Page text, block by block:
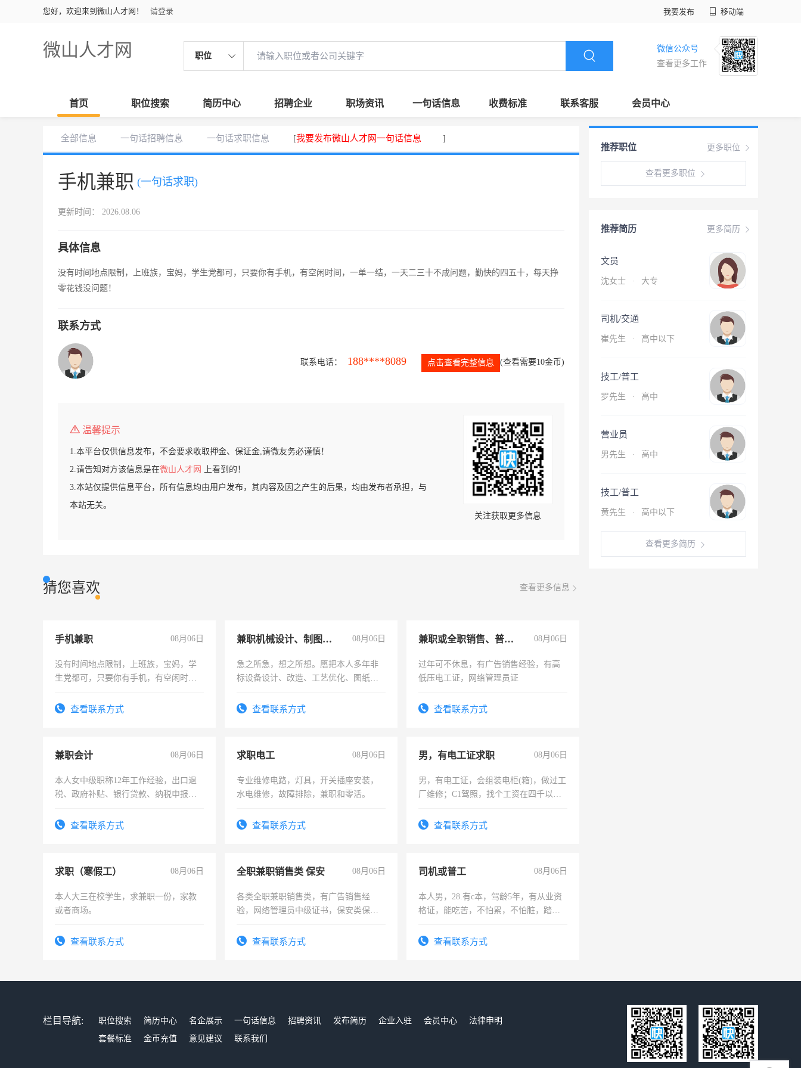
您好，欢迎来到微山人才网！ 请登录 我要发布 移动端
微山人才网 职位
微信公众号
查看更多工作
首页 职位搜索 简历中心 招聘企业 职场资讯 一句话信息 收费标准 联系客服 会员中心
全部信息 一句话招聘信息 一句话求职信息 [我要发布微山人才网一句话信息 ]
手机兼职 (一句话求职)
更新时间： 2026.08.06
具体信息
没有时间地点限制，上班族，宝妈，学生党都可，只要你有手机，有空闲时间，一单一结，一天二三十不成问题，勤快的四五十，每天挣
零花钱没问题！
联系方式
联系电话： 188****8089 点击查看完整信息 (查看需要10金币)
温馨提示
1.本平台仅供信息发布，不会要求收取押金、保证金,请微友务必谨慎！
2.请告知对方该信息是在微山人才网
上看到的！
3.本站仅提供信息平台，所有信息均由用户发布，其内容及因之产生的后果，均由发布者承担，与
本站无关。
关注获取更多信息
猜您喜欢 查看更多信息
手机兼职 08月06日
没有时间地点限制，上班族，宝妈，学
生党都可，只要你有手机，有空闲时
勤快的四五十，每天挣零花钱没问题！
查看联系方式
兼职机械设计、制图、设备改造 08月06日
急之所急，想之所想。愿把本人多年非
标设备设计、改造、工艺优化、图纸制
结识有识之士，共享未来。
查看联系方式
兼职或全职销售、普工、维修 08月06日
过年可不休息，有广告销售经验，有高
低压电工证，网络管理员证
查看联系方式
兼职会计 08月06日
本人女中级职称12年工作经验，出口退
税、政府补贴、银行贷款、纳税申报、
务，财务咨询等业务。欲求兼职会计工
查看联系方式
求职电工 08月06日
专业维修电路，灯具，开关插座安装，
水电维修，故障排除，兼职和零活。
查看联系方式
男，有电工证求职 08月06日
男，有电工证，会组装电柜(箱)，做过工
厂维修；C1驾照，找个工资在四千以
电话查看联系方式
求职（寒假工） 08月06日
本人大三在校学生，求兼职一份，家教
或者商场。
查看联系方式
全职兼职销售类 保安 08月06日
各类全职兼职销售类，有广告销售经
验，网络管理员中级证书，保安类保安
有高低压电工证和十几年工作经验
查看联系方式
司机或普工 08月06日
本人男，28.有c本，驾龄5年，有从业资
格证，能吃苦，不怕累，不怕脏，踏
查看联系方式
更多职位
推荐职位
查看更多职位
更多简历
推荐简历
文员
沈女士 · 大专
司机/交通
崔先生 · 高中以下
技工/普工
罗先生 · 高中
营业员
男先生 · 高中
技工/普工
黄先生 · 高中以下
查看更多简历
栏目导航: 职位搜索 简历中心 名企展示 一句话信息 招聘资讯 发布简历 企业入驻 会员中心
法律申明
套餐标准
金币充值 意见建议 联系我们